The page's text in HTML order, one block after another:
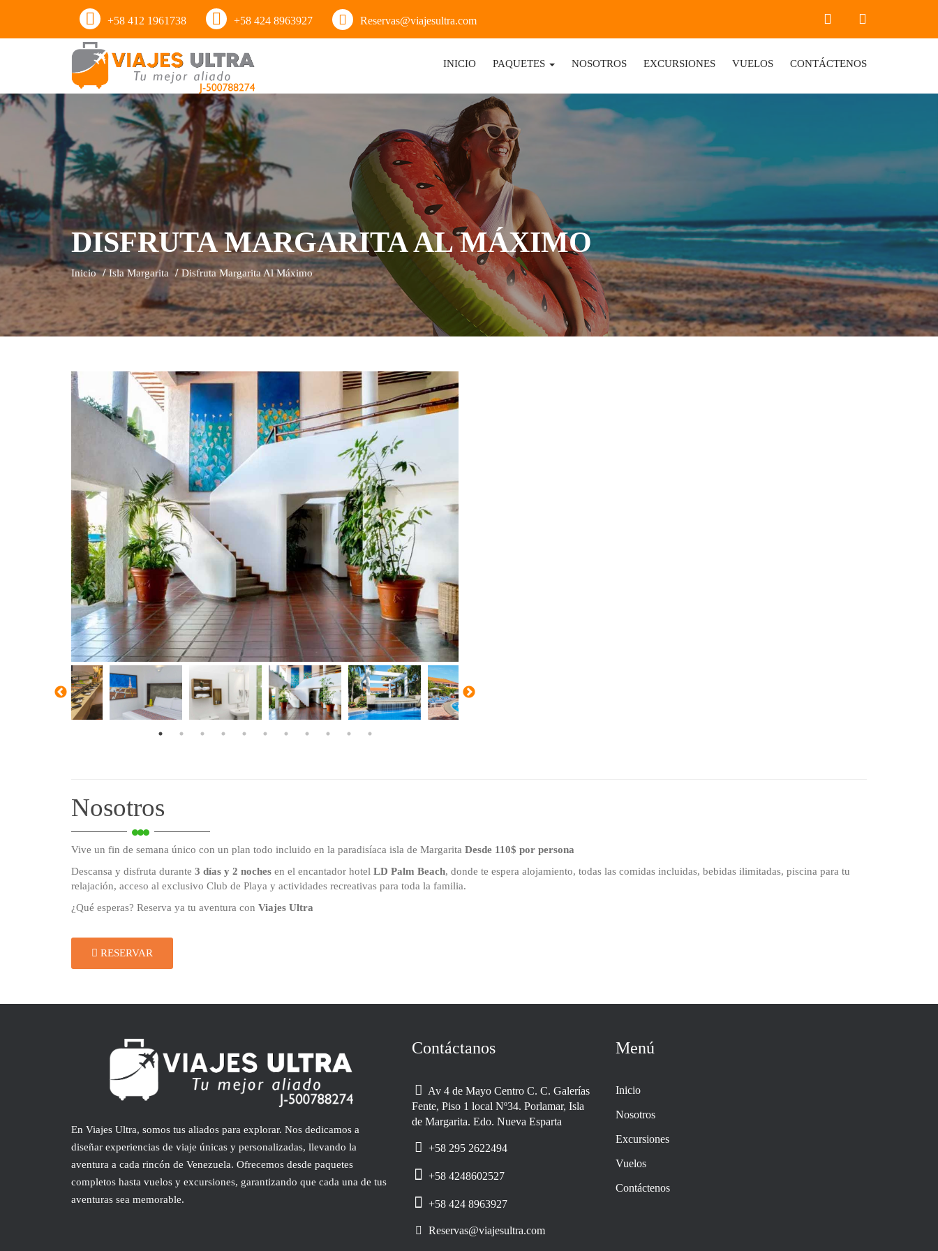
+58 412 1961738 +58 424 8963927 Reservas@viajesultra.com
INICIO PAQUETES NOSOTROS EXCURSIONES VUELOS CONTÁCTENOS
DISFRUTA MARGARITA AL MÁXIMO
Inicio Isla Margarita Disfruta Margarita Al Máximo
Nosotros
Vive un fin de semana único con un plan todo incluido en la paradisíaca isla de Margarita Desde 110$ por persona
Descansa y disfruta durante 3 días y 2 noches en el encantador hotel LD Palm Beach, donde te espera alojamiento, todas las comidas incluidas, bebidas ilimitadas, piscina para tu
relajación, acceso al exclusivo Club de Playa y actividades recreativas para toda la familia.
¿Qué esperas? Reserva ya tu aventura con Viajes Ultra
RESERVAR
En Viajes Ultra, somos tus aliados para explorar. Nos dedicamos a
diseñar experiencias de viaje únicas y personalizadas, llevando la
aventura a cada rincón de Venezuela. Ofrecemos desde paquetes
completos hasta vuelos y excursiones, garantizando que cada una de tus
aventuras sea memorable.
Contáctanos
Av 4 de Mayo Centro C. C. Galerías
Fente, Piso 1 local Nº34. Porlamar, Isla
de Margarita. Edo. Nueva Esparta
+58 295 2622494
+58 4248602527
+58 424 8963927
Reservas@viajesultra.com
Menú
Inicio
Nosotros
Excursiones
Vuelos
Contáctenos